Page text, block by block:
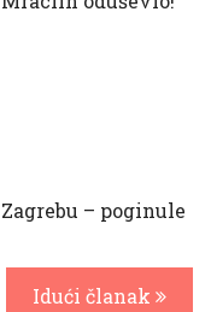
– poginule
Idući članak